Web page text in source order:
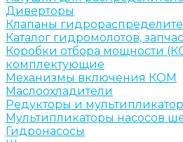
Диверторы
Клапаны
Каталог гидромолотов,
Коробки отбора мощности
комплектующие
Механизмы включения КОМ
Маслоохладители
Редукторы и
Мультипликаторы насосов
Гидронасосы